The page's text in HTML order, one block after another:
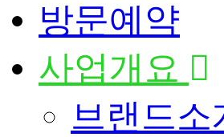
방문예약
사업개요
브랜드소